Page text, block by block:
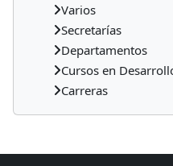
Varios
Secretarías
Departamentos
Cursos en
Carreras
Bloques